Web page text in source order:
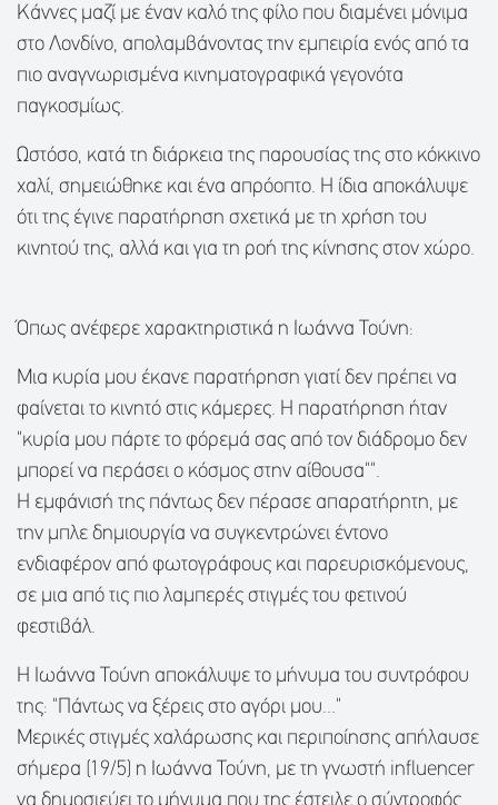
Κάννες μαζί με έναν καλό της φίλο που διαμένει μόνιμα
στο Λονδίνο, απολαμβάνοντας την εμπειρία ενός από τα
πιο αναγνωρισμένα κινηματογραφικά γεγονότα
παγκοσμίως.
Ωστόσο, κατά τη διάρκεια της παρουσίας της στο κόκκινο
χαλί, σημειώθηκε και ένα απρόοπτο. Η ίδια αποκάλυψε
ότι της έγινε παρατήρηση σχετικά με τη χρήση του
κινητού της, αλλά και για τη ροή της κίνησης στον χώρο.
Όπως ανέφερε χαρακτηριστικά η Ιωάννα Τούνη:
Μια κυρία μου έκανε παρατήρηση γιατί δεν πρέπει να
φαίνεται το κινητό στις κάμερες. Η παρατήρηση ήταν
"κυρία μου πάρτε το φόρεμά σας από τον διάδρομο δεν
μπορεί να περάσει ο κόσμος στην αίθουσα"".
Η εμφάνισή της πάντως δεν πέρασε απαρατήρητη, με
την μπλε δημιουργία να συγκεντρώνει έντονο
ενδιαφέρον από φωτογράφους και παρευρισκόμενους,
σε μια από τις πιο λαμπερές στιγμές του φετινού
φεστιβάλ.
Η Ιωάννα Τούνη αποκάλυψε το μήνυμα του συντρόφου
της: "Πάντως να ξέρεις στο αγόρι μου..."
Μερικές στιγμές χαλάρωσης και περιποίησης απήλαυσε
σήμερα (19/5) η Ιωάννα Τούνη, με τη γνωστή influencer